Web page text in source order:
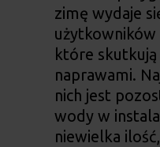
zimę wydaje
użytkowników
które
naprawami.
nich jest
wody w
niewielka